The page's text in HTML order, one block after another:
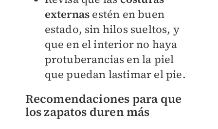
externas estén en buen
estado, sin hilos sueltos, y
que en el interior no haya
protuberancias en la piel
que puedan lastimar el pie.
Recomendaciones para que
los zapatos duren más